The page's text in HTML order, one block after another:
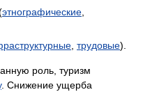
этнографические
трудовые).
роль, туризм
. Снижение ущерба